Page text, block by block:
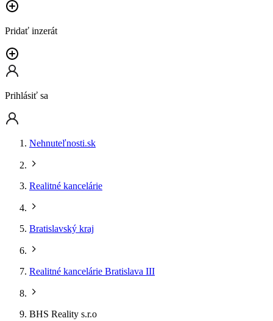
Pridať inzerát
Prihlásiť sa
Nehnuteľnosti.sk
Realitné kancelárie
Bratislavský kraj
Realitné kancelárie Bratislava III
BHS Reality s.r.o